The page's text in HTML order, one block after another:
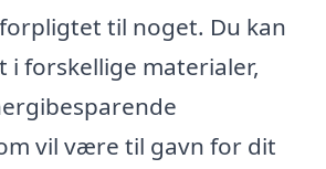
til noget. Du kan
i forskellige materialer,
vil være til gavn for dit